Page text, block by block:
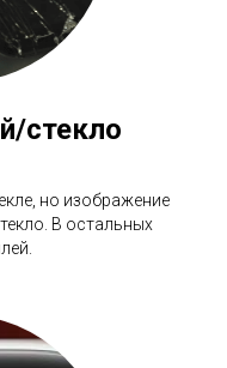
стекло
но изображение
В остальных